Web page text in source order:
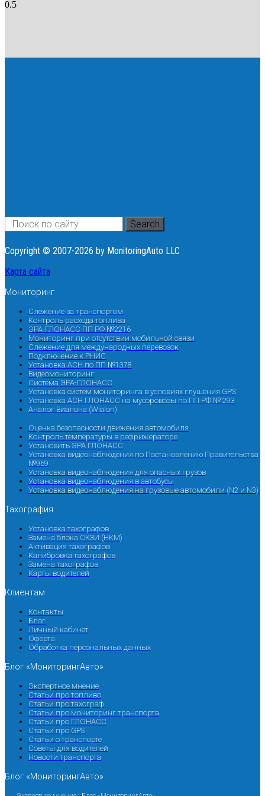
Search
Copyright © 2007-2026 by MonitoringAuto LLC
Карта сайта
Мониторинг
Слежение за транспортом
Контроль расхода топлива
ЭРА-ГЛОНАСС ПП РФ №2216
Мониторинг при отсутствии мобильной связи
Слежение для международных перевозок
Подключение к РНИС
Установка АСН по ПП №1378
Видеомониторинг
Система ЭРА-ГЛОНАСС
Установка систем мониторинга в условиях глушения GPS
Установка АСН ГЛОНАСС на мусоровозы по ПП РФ № 293
Аналог Виалона (Wialon)
Оценка безопасности движения автомобиля
Контроль температуры в рефрижераторе
Установить ЭРА ГЛОНАСС
Установка видеонаблюдения по Постановлению Правительства
№969
Установка видеонаблюдения для опасных грузов
Установка видеонаблюдения в автобусы
Установка видеонаблюдения на грузовые автомобили (N2 и N3)
Тахография
Установка тахографов
Замена блока СКЗИ (НКМ)
Активация тахографов
Калибровка тахографов
Замена тахографов
Карты водителей
Клиентам
Контакты
Блог
Личный кабинет
Оферта
Обработка персональных данных
Блог «МониторингАвто»
Экспертное мнение
Статьи про топливо
Статьи про тахограф
Статьи про мониторинг транспорта
Статьи про ГЛОНАСС
Статьи про GPS
Статьи о транспорте
Советы для водителей
Новости транспорта
Блог «МониторингАвто»